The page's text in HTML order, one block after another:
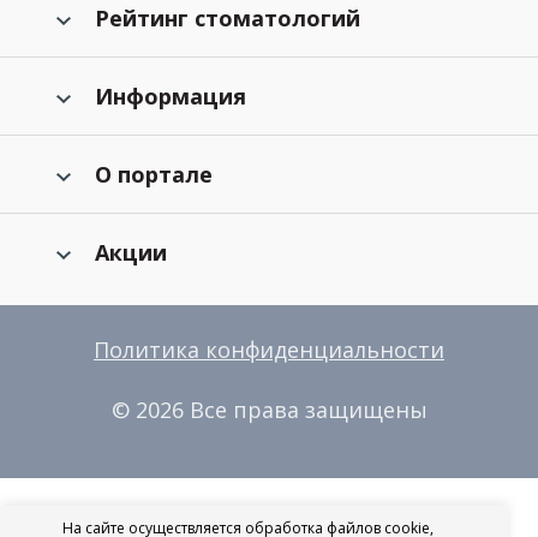
Рейтинг стоматологий
Информация
О портале
Акции
Политика конфиденциальности
© 2026 Все права защищены
На сайте осуществляется обработка файлов cookie,